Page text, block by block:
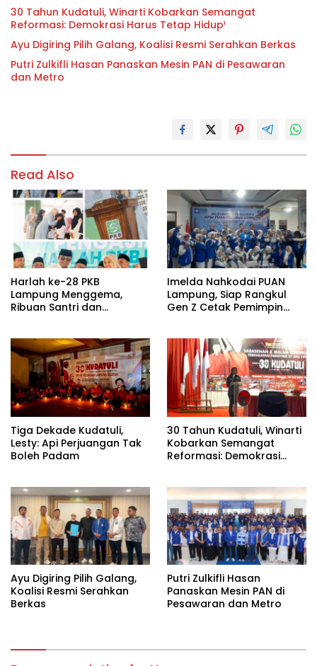
30 Tahun Kudatuli, Winarti Kobarkan Semangat
Reformasi: Demokrasi Harus Tetap Hidup¹
Ayu Digiring Pilih Galang, Koalisi Resmi Serahkan Berkas
Putri Zulkifli Hasan Panaskan Mesin PAN di Pesawaran
dan Metro
Read Also
Harlah ke-28 PKB
Lampung Menggema,
Ribuan Santri dan
Candipuro
Imelda Nahkodai PUAN
Lampung, Siap Rangkul
Gen Z Cetak Pemimpin
Tiga Dekade Kudatuli,
Lesty: Api Perjuangan Tak
Boleh Padam
30 Tahun Kudatuli, Winarti
Kobarkan Semangat
Reformasi: Demokrasi
Ayu Digiring Pilih Galang,
Koalisi Resmi Serahkan
Berkas
Putri Zulkifli Hasan
Panaskan Mesin PAN di
Pesawaran dan Metro